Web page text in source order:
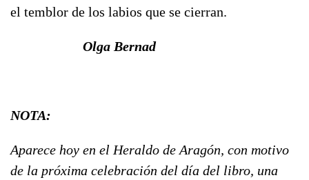
el temblor de los labios que se cierran.
Olga Bernad
NOTA:
Aparece hoy en el Heraldo de Aragón, con motivo
de la próxima celebración del día del libro, una